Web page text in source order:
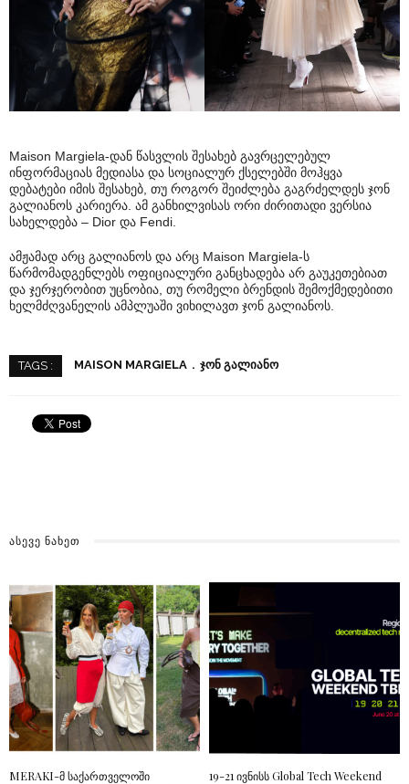
Maison Margiela-დან წასვლის შესახებ გავრცელებულ
ინფორმაციას მედიასა და სოციალურ ქსელებში მოჰყვა
დებატები იმის შესახებ, თუ როგორ შეიძლება გაგრძელდეს ჯონ
გალიანოს კარიერა. ამ განხილვისას ორი ძირითადი ვერსია
სახელდება – Dior და Fendi.
ამჟამად არც გალიანოს და არც Maison Margiela-ს
წარმომადგენლებს ოფიციალური განცხადება არ გაუკეთებიათ
და ჯერჯერობით უცნობია, თუ რომელი ბრენდის შემოქმედებითი
ხელმძღვანელის ამპლუაში ვიხილავთ ჯონ გალიანოს.
TAGS : MAISON MARGIELA ᲯᲝᲜ ᲒᲐᲚᲘᲐᲜᲝ
ᲐᲡᲔᲕᲔ ᲜᲐᲮᲔᲗ
MERAKI-მ საქართველოში
19-21 ივნისს Global Tech Weekend